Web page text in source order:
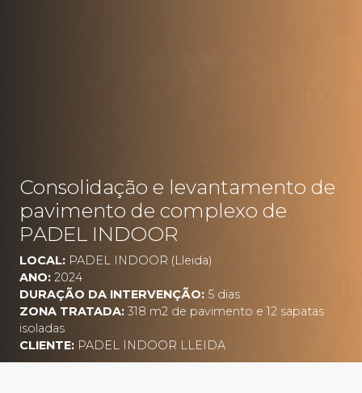
Consolidação e levantamento de
pavimento de complexo de
PADEL INDOOR
LOCAL: PADEL INDOOR (Lleida)
ANO: 2024
DURAÇÃO DA INTERVENÇÃO: 5 dias
ZONA TRATADA: 318 m2 de pavimento e 12 sapatas
isoladas
CLIENTE: PADEL INDOOR LLEIDA